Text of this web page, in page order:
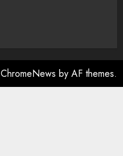
ChromeNews by AF themes.